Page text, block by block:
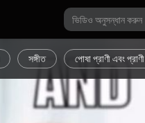
সঙ্গীত পোষা প্রাণী এবং প্রাণী